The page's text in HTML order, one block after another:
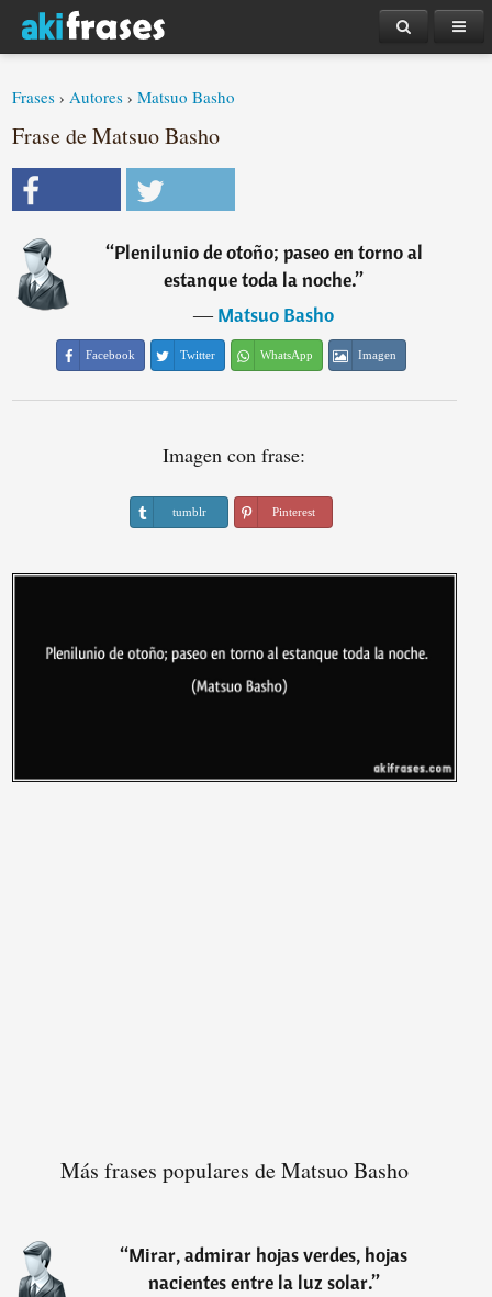
Frases ›Autores ›Matsuo Basho
Frase de Matsuo Basho
“Plenilunio de otoño; paseo en torno al
estanque toda la noche.”
―Matsuo Basho
Facebook Twitter WhatsApp Imagen
Imagen con frase:
tumblr Pinterest
Más frases populares de Matsuo Basho
“Mirar, admirar hojas verdes, hojas
nacientes entre la luz solar.”